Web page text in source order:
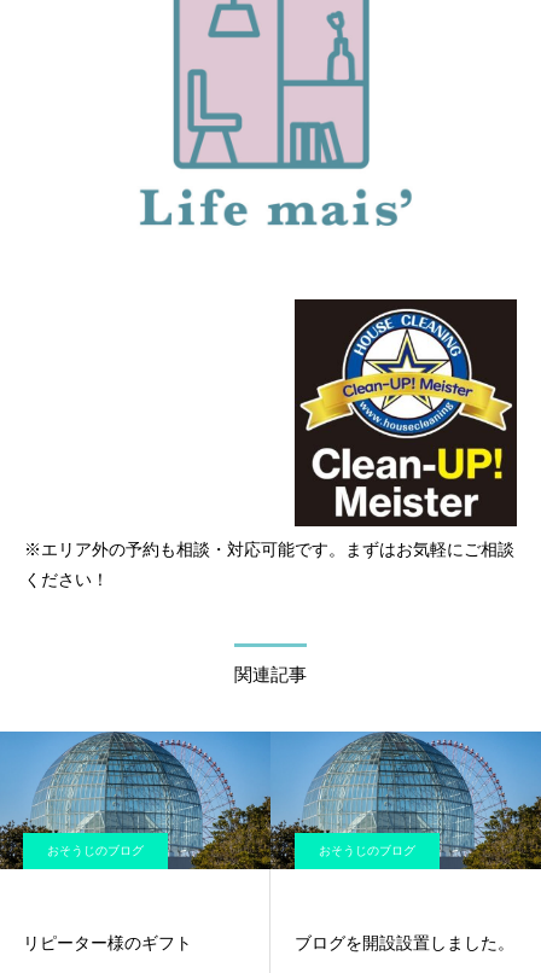
※エリア外の予約も相談・対応可能です。まずはお気軽にご相談
ください！
関連記事
おそうじのブログ
リピーター様のギフト
おそうじのブログ
ブログを開設設置しました。